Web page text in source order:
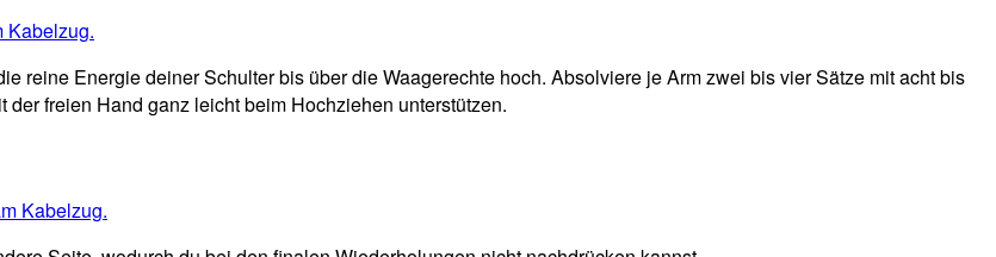
reine Energie deiner Schulter bis über die Waagerechte hoch. Absolviere je Arm zwei bis vier Sätze mit acht bis
freien Hand ganz leicht beim Hochziehen unterstützen.